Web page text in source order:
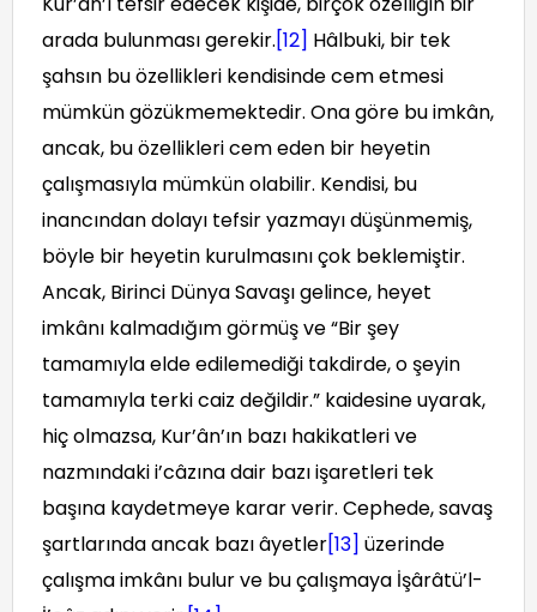
arada bulunması gerekir.[12] Hâlbuki, bir tek
şahsın bu özellikleri kendisinde cem etmesi
mümkün gözükmemektedir. Ona göre bu imkân,
ancak, bu özellikleri cem eden bir heyetin
çalışmasıyla mümkün olabilir. Kendisi, bu
inancından dolayı tefsir yazmayı düşünmemiş,
böyle bir heyetin kurulmasını çok beklemiştir.
Ancak, Birinci Dünya Savaşı gelince, heyet
imkânı kalmadığım görmüş ve “Bir şey
tamamıyla elde edilemediği takdirde, o şeyin
tamamıyla terki caiz değildir.” kaidesine uyarak,
hiç olmazsa, Kur’ân’ın bazı hakikatleri ve
nazmındaki i’câzına dair bazı işaretleri tek
başına kaydetmeye karar verir. Cephede, savaş
şartlarında ancak bazı âyetler[13] üzerinde
çalışma imkânı bulur ve bu çalışmaya İşârâtü’l-